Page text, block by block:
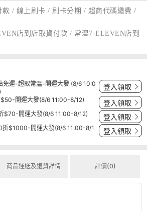
款 / 線上刷卡 / 刷卡分期 / 超商代碼繳費 /
店到店取貨付款 / 常溫7-ELEVEN店到
免運-超取常溫-開運大發 (8/6 10:0
登入領取
開運大發(8/6 11:00-8/12) 登入領取
$70-開運大發(8/6 11:00-8/12) 登入領取
$1000-開運大發(8/6 11:00-8/1
登入領取
商品運送及退貨詳情 評價(0)